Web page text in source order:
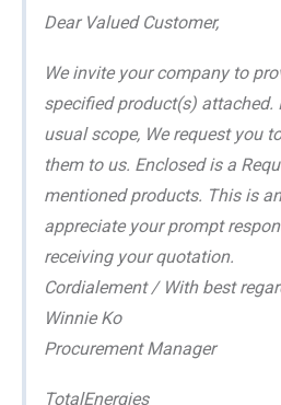
Dear Valued Customer,
We invite your company to
specified product(s)
usual scope, We request you
them to us. Enclosed is a
mentioned products. This is
appreciate your prompt
receiving your quotation.
Cordialement / With best
Winnie Ko
Procurement Manager
TotalEnergies